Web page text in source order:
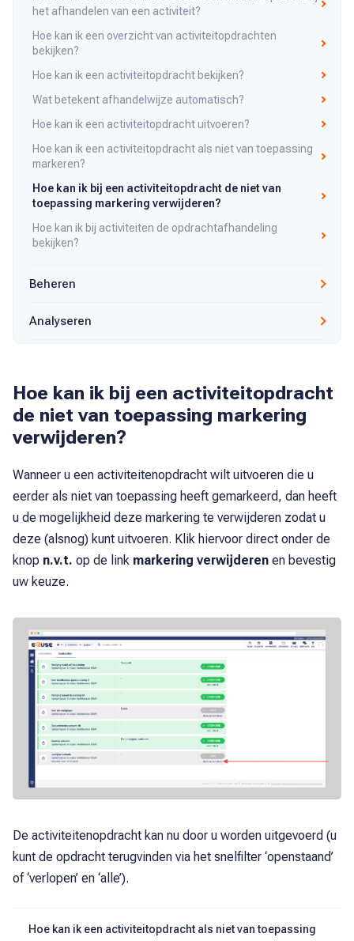
het afhandelen van een activiteit?
Hoe kan ik een overzicht van activiteitopdrachten
bekijken?
Hoe kan ik een activiteitopdracht bekijken?
Wat betekent afhandelwijze automatisch?
Hoe kan ik een activiteitopdracht uitvoeren?
Hoe kan ik een activiteitopdracht als niet van toepassing
markeren?
Hoe kan ik bij een activiteitopdracht de niet van
toepassing markering verwijderen?
Hoe kan ik bij activiteiten de opdrachtafhandeling
bekijken?
Beheren
Analyseren
Hoe kan ik bij een activiteitopdracht
de niet van toepassing markering
verwijderen?
Wanneer u een activiteitenopdracht wilt uitvoeren die u
eerder als niet van toepassing heeft gemarkeerd, dan heeft
u de mogelijkheid deze markering te verwijderen zodat u
deze (alsnog) kunt uitvoeren. Klik hiervoor direct onder de
knop n.v.t. op de link markering verwijderen en bevestig
uw keuze.
De activiteitenopdracht kan nu door u worden uitgevoerd (u
kunt de opdracht terugvinden via het snelfilter ‘openstaand’
of ‘verlopen’ en ‘alle’).
Hoe kan ik een activiteitopdracht als niet van toepassing